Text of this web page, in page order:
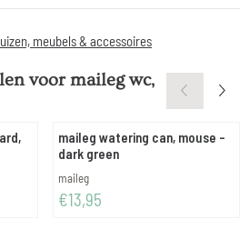
meubels & accessoires
voormaileg wc,
maileg watering can, mouse -
dark green
Merk:
maileg
Prijs: 13,95
€13,95